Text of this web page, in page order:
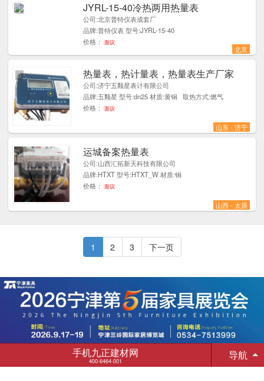
JYRL-15-40冷热两用热量表
公司:北京普特仪表成套厂
品牌:普特仪表 型号:JYRL-15-40
价格：
面议
北京
1
热量表，热计量表，热量表生产厂家
公司:济宁五颗星表计有限公司
品牌:五颗星 型号:dn25 材质:黄铜 取热方式:燃气
价格：
面议
山东 - 济宁
3
运城备案热量表
公司:山西汇拓新天科技有限公司
品牌:HTXT 型号:HTXT_W 材质:铜
价格：
面议
山西 - 太原
1
1 2 3 下一页
手机九正建材网
400-6464-001 导航